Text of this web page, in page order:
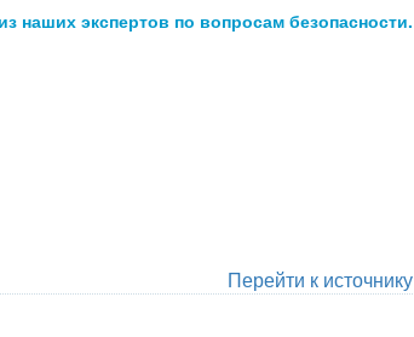
наших экспертов по вопросам безопасности.
Перейти к источнику